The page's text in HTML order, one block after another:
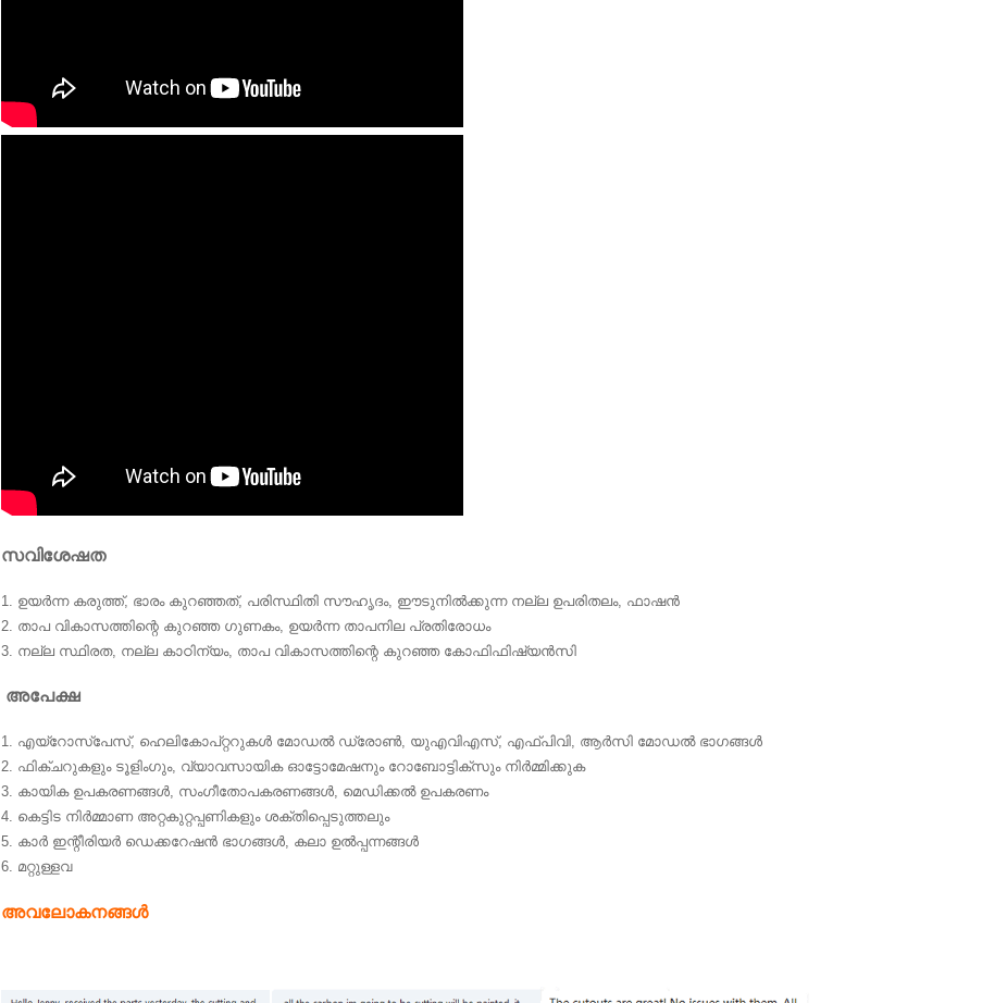
സവിശേഷത
1. ഉയർന്ന കരുത്ത്, ഭാരം കുറഞ്ഞത്, പരിസ്ഥിതി സൗഹൃദം, ഈടുനിൽക്കുന്ന നല്ല ഉപരിതലം, ഫാഷൻ
2. താപ വികാസത്തിന്റെ കുറഞ്ഞ ഗുണകം, ഉയർന്ന താപനില പ്രതിരോധം
3. നല്ല സ്ഥിരത, നല്ല കാഠിന്യം, താപ വികാസത്തിന്റെ കുറഞ്ഞ കോഫിഫിഷ്യൻസി
അപേക്ഷ
1. എയ്‌റോസ്‌പേസ്, ഹെലികോപ്റ്ററുകൾ മോഡൽ ഡ്രോൺ, യുഎവിഎസ്, എഫ്‌പിവി, ആർസി മോഡൽ ഭാഗങ്ങൾ
2. ഫിക്‌ചറുകളും ടൂളിംഗും, വ്യാവസായിക ഓട്ടോമേഷനും റോബോട്ടിക്‌സും നിർമ്മിക്കുക
3. കായിക ഉപകരണങ്ങൾ, സംഗീതോപകരണങ്ങൾ, മെഡിക്കൽ ഉപകരണം
4. കെട്ടിട നിർമ്മാണ അറ്റകുറ്റപ്പണികളും ശക്തിപ്പെടുത്തലും
5. കാർ ഇന്റീരിയർ ഡെക്കറേഷൻ ഭാഗങ്ങൾ, കലാ ഉൽപ്പന്നങ്ങൾ
6. മറ്റുള്ളവ
അവലോകനങ്ങൾ